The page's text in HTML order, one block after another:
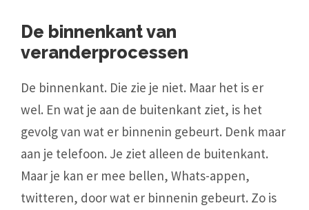
De binnenkant van
veranderprocessen
De binnenkant. Die zie je niet. Maar het is er
wel. En wat je aan de buitenkant ziet, is het
gevolg van wat er binnenin gebeurt. Denk maar
aan je telefoon. Je ziet alleen de buitenkant.
Maar je kan er mee bellen, Whats-appen,
twitteren, door wat er binnenin gebeurt. Zo is